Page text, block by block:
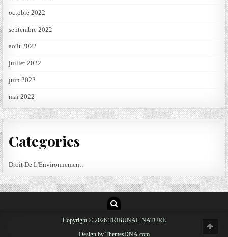
octobre 2022
septembre 2022
août 2022
juillet 2022
juin 2022
mai 2022
Categories
Droit De L'Environnement:
Copyright © 2026 TRIBUNAL-NATURE
Design by ThemesDNA.com